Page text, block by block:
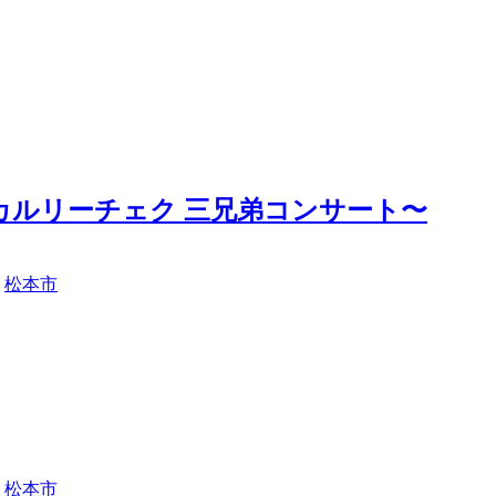
ルリーチェク 三兄弟コンサート〜
松本市
松本市